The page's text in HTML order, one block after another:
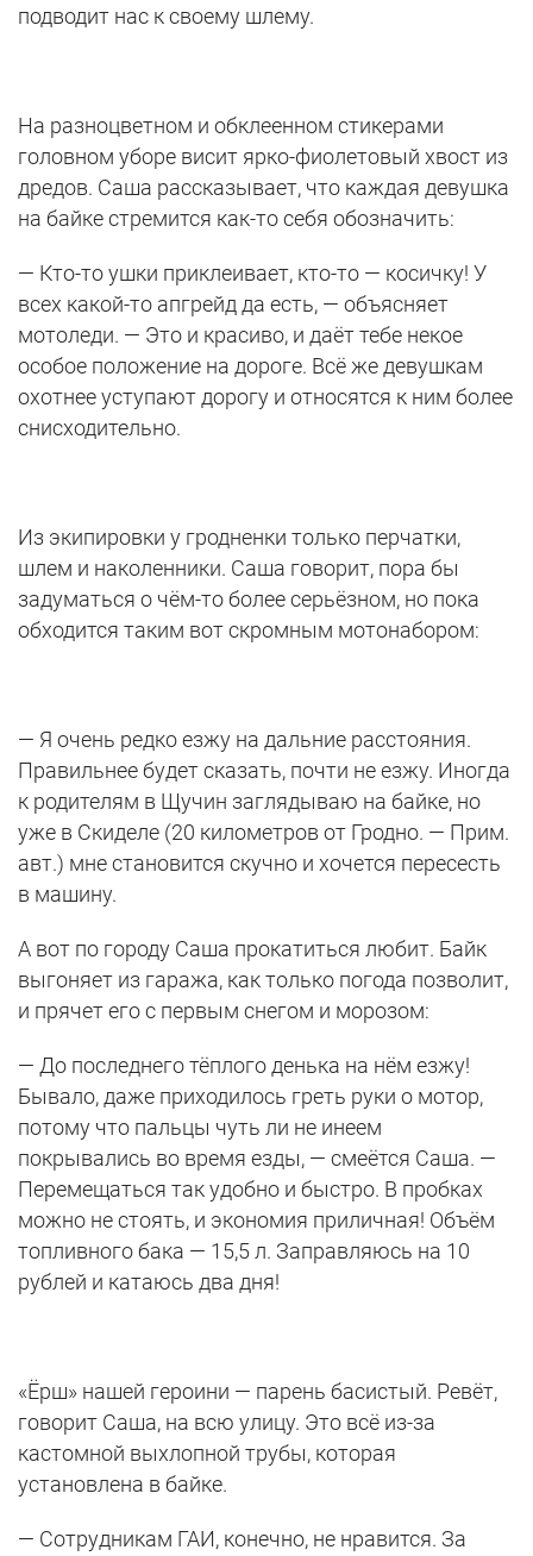
подводит нас к своему шлему.
На разноцветном и обклеенном стикерами
головном уборе висит ярко-фиолетовый хвост из
дредов. Саша рассказывает, что каждая девушка
на байке стремится как-то себя обозначить:
— Кто-то ушки приклеивает, кто-то — косичку! У
всех какой-то апгрейд да есть, — объясняет
мотоледи. — Это и красиво, и даёт тебе некое
особое положение на дороге. Всё же девушкам
охотнее уступают дорогу и относятся к ним более
снисходительно.
Из экипировки у гродненки только перчатки,
шлем и наколенники. Саша говорит, пора бы
задуматься о чём-то более серьёзном, но пока
обходится таким вот скромным мотонабором:
— Я очень редко езжу на дальние расстояния.
Правильнее будет сказать, почти не езжу. Иногда
к родителям в Щучин заглядываю на байке, но
уже в Скиделе (20 километров от Гродно. — Прим.
авт.) мне становится скучно и хочется пересесть
в машину.
А вот по городу Саша прокатиться любит. Байк
выгоняет из гаража, как только погода позволит,
и прячет его с первым снегом и морозом:
— До последнего тёплого денька на нём езжу!
Бывало, даже приходилось греть руки о мотор,
потому что пальцы чуть ли не инеем
покрывались во время езды, — смеётся Саша. —
Перемещаться так удобно и быстро. В пробках
можно не стоять, и экономия приличная! Объём
топливного бака — 15,5 л. Заправляюсь на 10
рублей и катаюсь два дня!
«Ёрш» нашей героини — парень басистый. Ревёт,
говорит Саша, на всю улицу. Это всё из-за
кастомной выхлопной трубы, которая
установлена в байке.
— Сотрудникам ГАИ, конечно, не нравится. За